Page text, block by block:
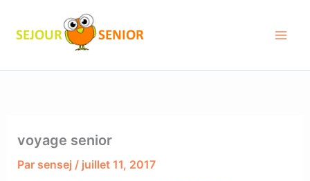
contenu
voyage senior
Par sensej / juillet 11, 2017